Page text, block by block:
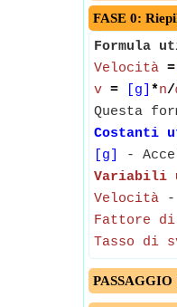
FASE 0:
Formula
Velocità =
v = [g] *n/
Questa
Costanti
[g]
-
Variabili
Velocità -
Fattore
Tasso di
PASSAGGIO